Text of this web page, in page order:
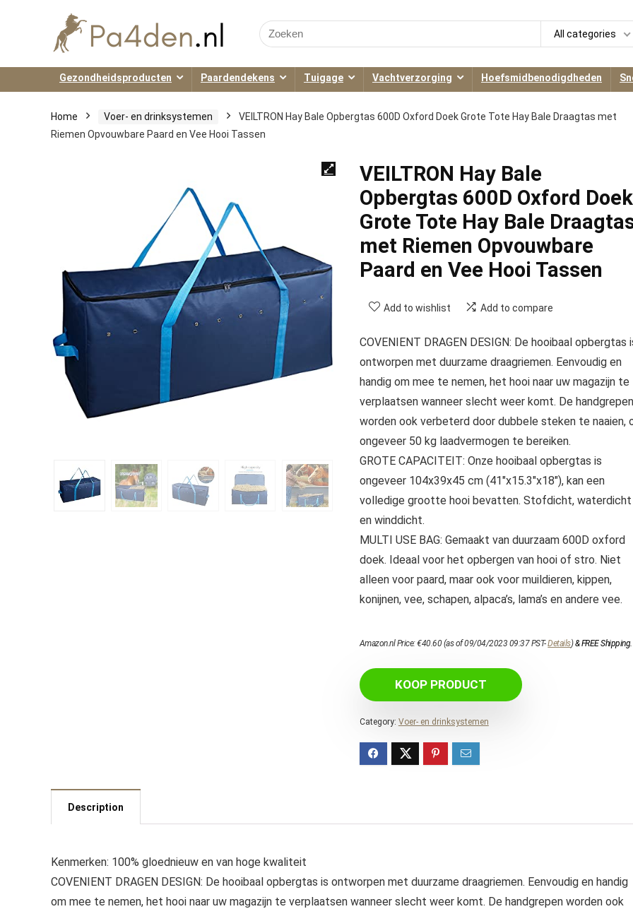
Search
for:
All categories
Gezondheidsproducten Paardendekens Tuigage Vachtverzorging Hoefsmidbenodigdheden
Home Voer- en drinksystemen
VEILTRON Hay Bale Opbergtas 600D Oxford Doek Grote Tote Hay Bale Draagtas met
Riemen Opvouwbare Paard en Vee Hooi Tassen
VEILTRON Hay Bale
Opbergtas 600D Oxford Doek
Grote Tote Hay Bale
met Riemen Opvouwbare
Paard en Vee Hooi Tassen
Add to wishlist Add to compare
COVENIENT DRAGEN DESIGN: De hooibaal opbergtas
ontworpen met duurzame draagriemen. Eenvoudig en
handig om mee te nemen, het hooi naar uw magazijn te
verplaatsen wanneer slecht weer komt. De handgrepen
worden ook verbeterd door dubbele steken te naaien,
ongeveer 50 kg laadvermogen te bereiken.
GROTE CAPACITEIT: Onze hooibaal opbergtas is
ongeveer 104x39x45 cm (41″x15.3″x18″), kan een
volledige grootte hooi bevatten. Stofdicht, waterdicht
en winddicht.
MULTI USE BAG: Gemaakt van duurzaam 600D oxford
doek. Ideaal voor het opbergen van hooi of stro. Niet
alleen voor paard, maar ook voor muildieren, kippen,
konijnen, vee, schapen, alpaca’s, lama’s en andere vee.
Amazon.nl Price:€40.60(as of 09/04/2023 09:37 PST-Details)&FREE Shipping.
KOOP PRODUCT
Category: Voer- en drinksystemen
Description
Kenmerken: 100% gloednieuw en van hoge kwaliteit
COVENIENT DRAGEN DESIGN: De hooibaal opbergtas is ontworpen met duurzame draagriemen. Eenvoudig en handig
om mee te nemen, het hooi naar uw magazijn te verplaatsen wanneer slecht weer komt. De handgrepen worden ook